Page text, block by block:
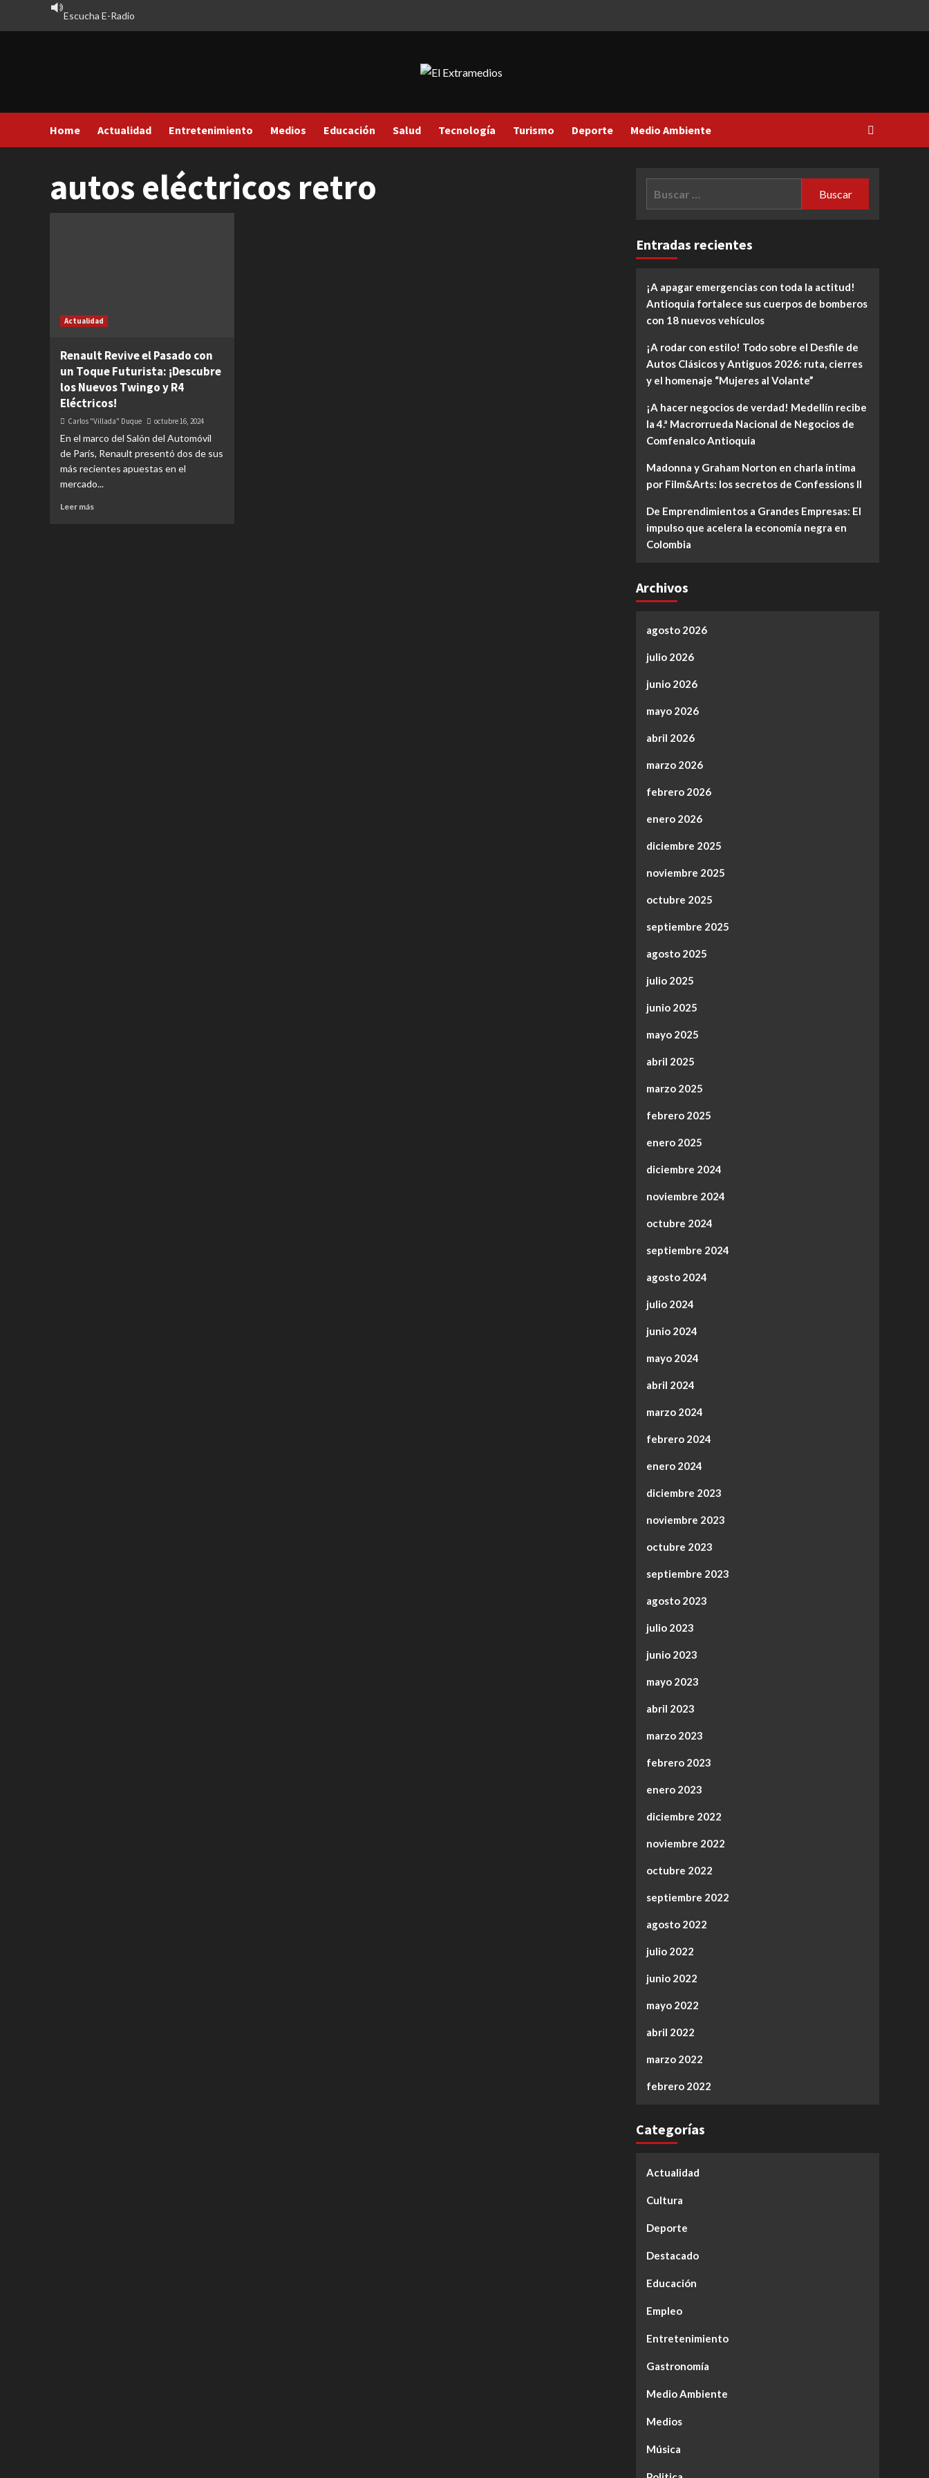
Escucha E-Radio
Home Actualidad Entretenimiento Medios Educación Salud Tecnología Turismo Deporte Medio Ambiente
autos eléctricos retro
Actualidad
Renault Revive el Pasado con
un Toque Futurista: ¡Descubre
los Nuevos Twingo y R4
Eléctricos!
Carlos "Villada" Duque octubre 16, 2024
En el marco del Salón del Automóvil
de París, Renault presentó dos de sus
más recientes apuestas en el
mercado...
Leer más
Entradas recientes
¡A apagar emergencias con toda la actitud!
Antioquia fortalece sus cuerpos de bomberos
con 18 nuevos vehículos
¡A rodar con estilo! Todo sobre el Desfile de
Autos Clásicos y Antiguos 2026: ruta, cierres
y el homenaje “Mujeres al Volante”
¡A hacer negocios de verdad! Medellín recibe
la 4.ª Macrorrueda Nacional de Negocios de
Comfenalco Antioquia
Madonna y Graham Norton en charla íntima
por Film&Arts: los secretos de Confessions II
De Emprendimientos a Grandes Empresas: El
impulso que acelera la economía negra en
Colombia
Archivos
agosto 2026
julio 2026
junio 2026
mayo 2026
abril 2026
marzo 2026
febrero 2026
enero 2026
diciembre 2025
noviembre 2025
octubre 2025
septiembre 2025
agosto 2025
julio 2025
junio 2025
mayo 2025
abril 2025
marzo 2025
febrero 2025
enero 2025
diciembre 2024
noviembre 2024
octubre 2024
septiembre 2024
agosto 2024
julio 2024
junio 2024
mayo 2024
abril 2024
marzo 2024
febrero 2024
enero 2024
diciembre 2023
noviembre 2023
octubre 2023
septiembre 2023
agosto 2023
julio 2023
junio 2023
mayo 2023
abril 2023
marzo 2023
febrero 2023
enero 2023
diciembre 2022
noviembre 2022
octubre 2022
septiembre 2022
agosto 2022
julio 2022
junio 2022
mayo 2022
abril 2022
marzo 2022
febrero 2022
Categorías
Actualidad
Cultura
Deporte
Destacado
Educación
Empleo
Entretenimiento
Gastronomía
Medio Ambiente
Medios
Música